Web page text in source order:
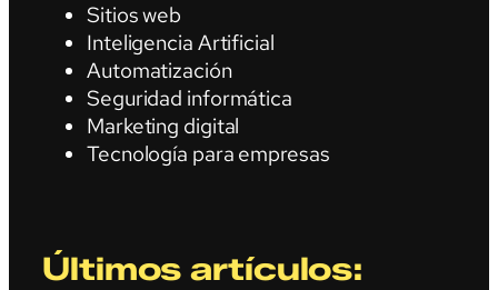
Sitios web
Inteligencia Artificial
Automatización
Seguridad informática
Marketing digital
Tecnología para empresas
Últimos artículos: